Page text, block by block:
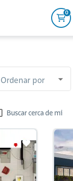
0
Ordenar por
Buscar cerca de mi